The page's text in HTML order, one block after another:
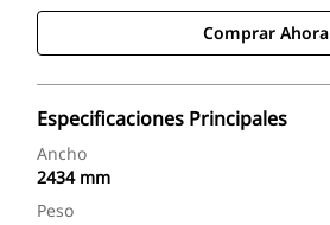
Comprar Ahora
Especificaciones Principales
Ancho
2434 mm
Peso